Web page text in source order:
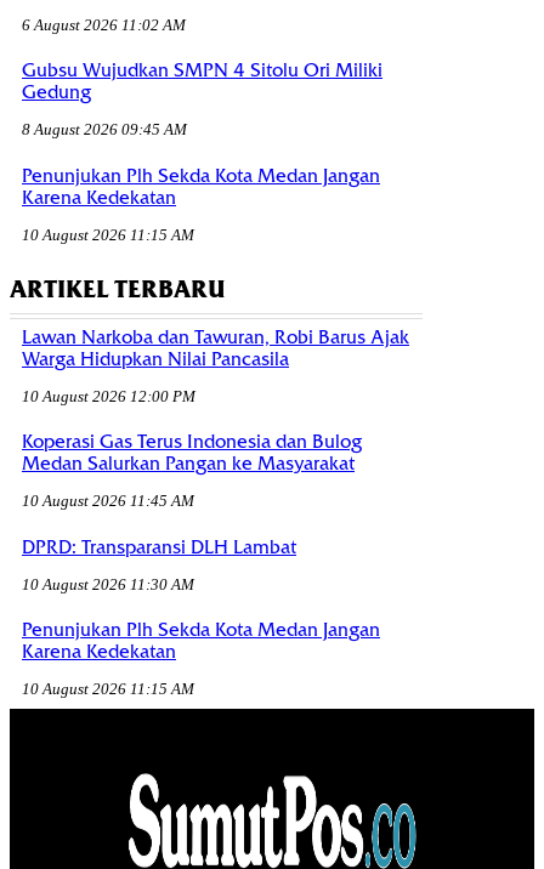
6 August 2026 11:02 AM
Gubsu Wujudkan SMPN 4 Sitolu Ori Miliki
Gedung
8 August 2026 09:45 AM
Penunjukan Plh Sekda Kota Medan Jangan
Karena Kedekatan
10 August 2026 11:15 AM
ARTIKEL TERBARU
Lawan Narkoba dan Tawuran, Robi Barus Ajak
Warga Hidupkan Nilai Pancasila
10 August 2026 12:00 PM
Koperasi Gas Terus Indonesia dan Bulog
Medan Salurkan Pangan ke Masyarakat
10 August 2026 11:45 AM
DPRD: Transparansi DLH Lambat
10 August 2026 11:30 AM
Penunjukan Plh Sekda Kota Medan Jangan
Karena Kedekatan
10 August 2026 11:15 AM